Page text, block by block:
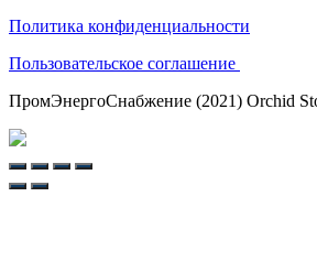
Политика конфиденциальности
Пользовательское соглашение
ПромЭнергоСнабжение (2021) Orchid